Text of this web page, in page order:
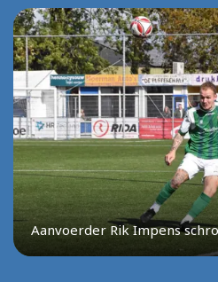
Aanvoerder Rik Impens